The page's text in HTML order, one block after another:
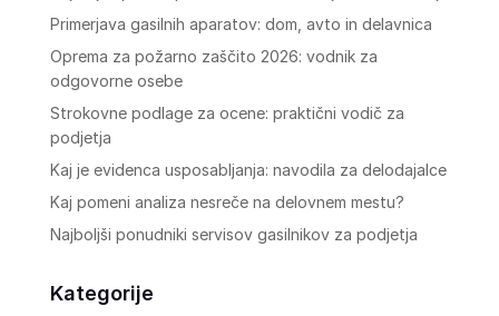
Primerjava gasilnih aparatov: dom, avto in delavnica
Oprema za požarno zaščito 2026: vodnik za
odgovorne osebe
Strokovne podlage za ocene: praktični vodič za
podjetja
Kaj je evidenca usposabljanja: navodila za delodajalce
Kaj pomeni analiza nesreče na delovnem mestu?
Najboljši ponudniki servisov gasilnikov za podjetja
Kategorije